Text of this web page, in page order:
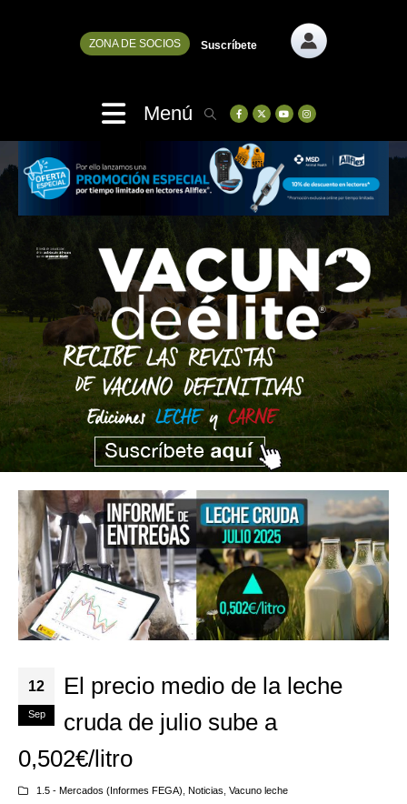
ZONA DE SOCIOS Suscríbete
Menú
12
Sep
El precio medio de la leche
cruda de julio sube a
0,502€/litro
1.5 - Mercados (Informes FEGA) Noticias Vacuno leche